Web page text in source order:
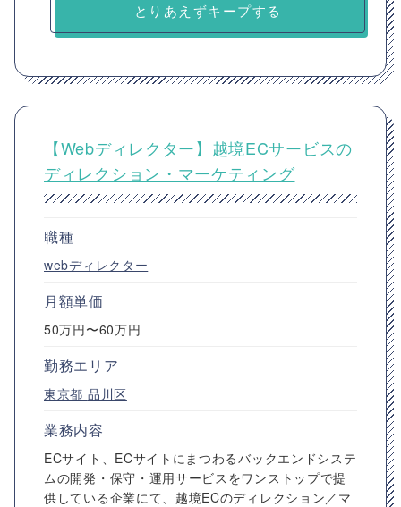
とりあえずキープする
【Webディレクター】越境ECサービスの
ディレクション・マーケティング
職種
webディレクター
月額単価
50万円〜60万円
勤務エリア
東京都 品川区
業務内容
ECサイト、ECサイトにまつわるバックエンドシステ
ムの開発・保守・運用サービスをワンストップで提
供している企業にて、越境ECのディレクション／マ